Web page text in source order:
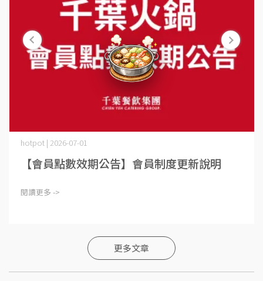
hotpot | 2026-07-01
【會員點數效期公告】會員制度更新說明
閱讀更多 ->
更多文章